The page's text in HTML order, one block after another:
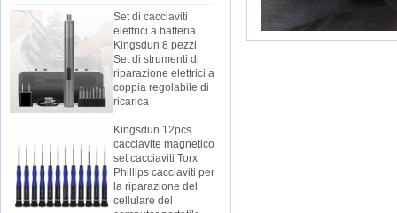
Set di cacciaviti
elettrici a batteria
Kingsdun 8 pezzi
Set di strumenti di
riparazione elettrici a
coppia regolabile di
ricarica
Kingsdun 12pcs
cacciavite magnetico
set cacciaviti Torx
Phillips cacciaviti per
la riparazione del
cellulare del
computer portatile